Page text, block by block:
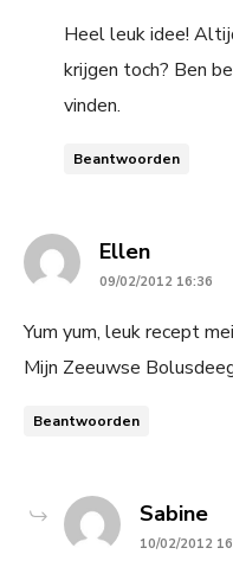
Heel leuk idee!
krijgen toch? Ben
vinden.
Beantwoorden
Ellensays:
09/02/2012 16:36
Yum yum, leuk recept
Mijn Zeeuwse
Beantwoorden
Sabine
10/02/2012